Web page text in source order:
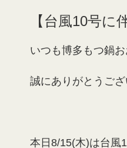
【台風10号に
いつも博多もつ鍋
誠にありがとうござ
本日8/15(木)は台風